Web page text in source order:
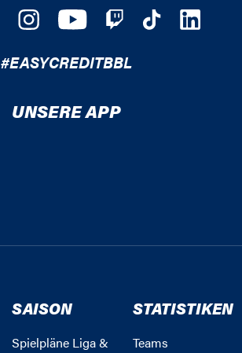
#EASYCREDITBBL
UNSERE APP
SAISON
Spielpläne Liga &
STATISTIKEN
Teams